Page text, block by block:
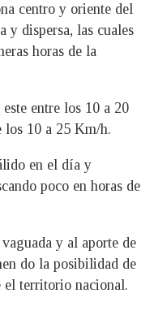
centro y oriente del
y dispersa, las cuales
horas de la
entre los 10 a 20
los 10 a 25 Km/h.
en el día y
poco en horas de
y al aporte de
do la posibilidad de
el territorio nacional.